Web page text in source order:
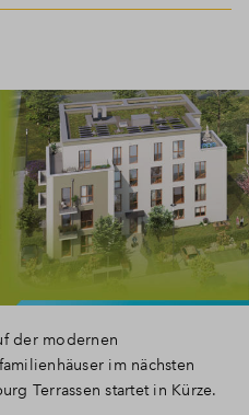
der modernen
im nächsten
Terrassen startet in Kürze.